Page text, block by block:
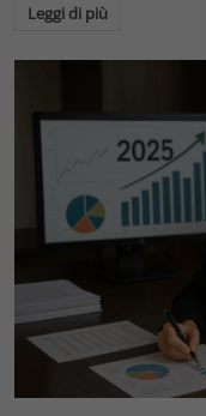
Leggi di più